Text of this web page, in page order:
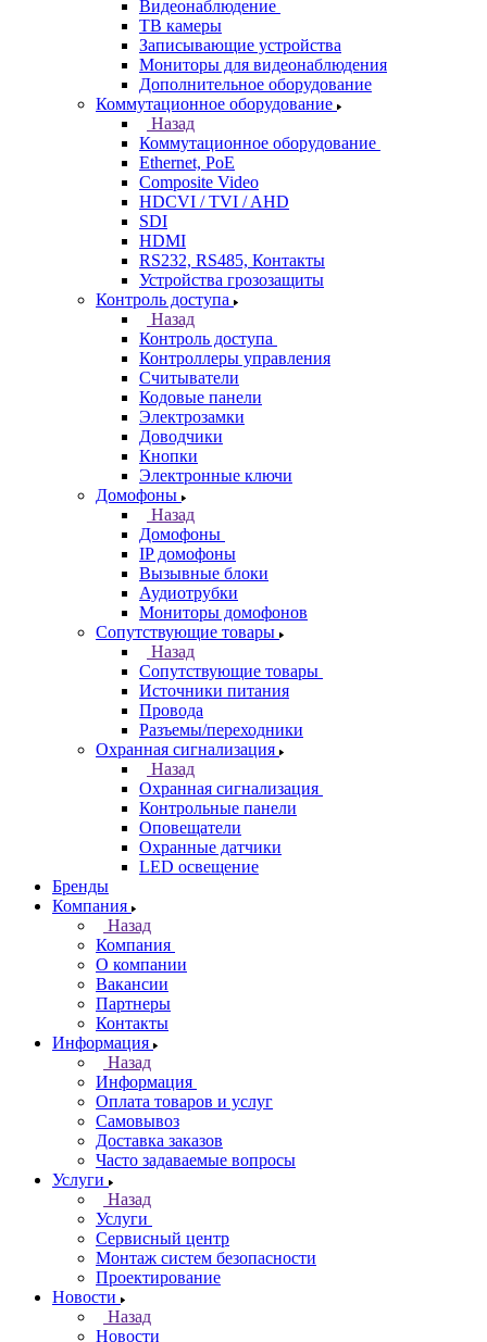
Видеонаблюдение
ТВ камеры
Записывающие устройства
Мониторы для видеонаблюдения
Дополнительное оборудование
Коммутационное оборудование
Назад
Коммутационное оборудование
Ethernet, PoE
Composite Video
HDCVI / TVI / AHD
SDI
HDMI
RS232, RS485, Контакты
Устройства грозозащиты
Контроль доступа
Назад
Контроль доступа
Контроллеры управления
Считыватели
Кодовые панели
Электрозамки
Доводчики
Кнопки
Электронные ключи
Домофоны
Назад
Домофоны
IP домофоны
Вызывные блоки
Аудиотрубки
Мониторы домофонов
Сопутствующие товары
Назад
Сопутствующие товары
Источники питания
Провода
Разъемы/переходники
Охранная сигнализация
Назад
Охранная сигнализация
Контрольные панели
Оповещатели
Охранные датчики
LED освещение
Бренды
Компания
Назад
Компания
О компании
Вакансии
Партнеры
Контакты
Информация
Назад
Информация
Оплата товаров и услуг
Самовывоз
Доставка заказов
Часто задаваемые вопросы
Услуги
Назад
Услуги
Сервисный центр
Монтаж систем безопасности
Проектирование
Новости
Назад
Новости